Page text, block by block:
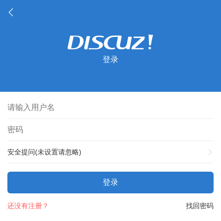
登录
安全提问(未设置请忽略)
登录
找回密码
还没有注册？